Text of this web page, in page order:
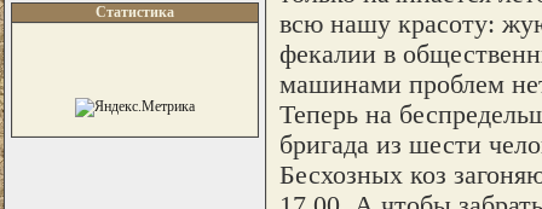
Статистика
всю нашу красоту:
фекалии в
машинами проблем
Теперь на
бригада из шести
Бесхозных коз